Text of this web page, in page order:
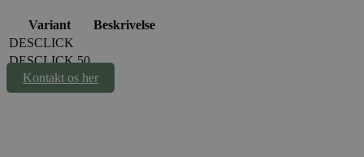
Variant
Beskrivelse
DESCLICK
DESCLICK 50
Kontakt os her